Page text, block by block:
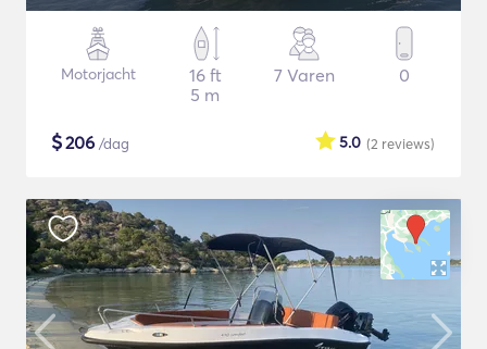
Motorjacht
16 ft
5 m
7 Varen 0
$206 /dag (2 reviews)
5.0